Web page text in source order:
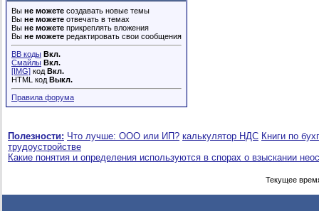
Вы не можете создавать новые темы
Вы не можете отвечать в темах
Вы не можете прикреплять вложения
Вы не можете редактировать свои сообщения
BB коды Вкл.
Смайлы Вкл.
[IMG] код Вкл.
HTML код Выкл.
Правила форума
Полезности: Что лучше: ООО или ИП? калькулятор НДС Книги по
трудоустройстве
Какие понятия и определения используются в спорах о взыскании
Текущее